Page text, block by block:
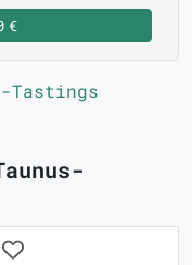
€
Tastings